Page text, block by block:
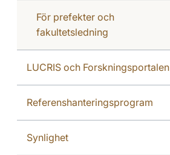
För prefekter och
fakultetsledning
LUCRIS och Forskningsportalen
Referenshanteringsprogram
Synlighet